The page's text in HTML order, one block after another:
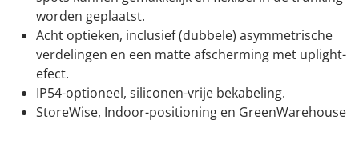
worden geplaatst.
Acht optieken, inclusief (dubbele) asymmetrische
verdelingen en een matte afscherming met uplight-
efect.
IP54-optioneel, siliconen-vrije bekabeling.
StoreWise, Indoor-positioning en GreenWarehouse